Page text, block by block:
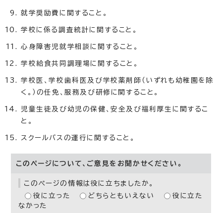
就学奨励費に関すること。
学校に係る調査統計に関すること。
心身障害児就学相談に関すること。
学校給食共同調理場に関すること。
学校医、学校歯科医及び学校薬剤師（いずれも幼稚園を除
く。）の任免、服務及び研修に関すること。
児童生徒及び幼児の保健、安全及び福利厚生に関するこ
と。
スクールバスの運行に関すること。
このページについて、ご意見をお聞かせください。
このページの情報は役に立ちましたか。
役に立った
どちらともいえない
役に立た
なかった